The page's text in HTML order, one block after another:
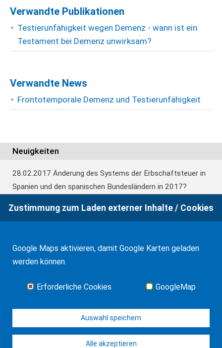
Verwandte Publikationen
Testierunfähigkeit wegen Demenz - wann ist ein
Testament bei Demenz unwirksam?
Verwandte News
Frontotemporale Demenz und Testierunfähigkeit
Neuigkeiten
28.02.2017 Änderung des Systems der Erbschaftsteuer in
Spanien und den spanischen Bundesländern in 2017?
24.06.2016Europäisches Güterrecht verabschiedet
01.01.2016
Erbschaftsteuer und Schenkungssteuer der
Zustimmung zum Laden externer Inhalte / Cookies
Google Maps aktivieren, damit Google Karten geladen
werden können.
Erforderliche Cookies GoogleMap
Auswahl speichern
Alle akzeptieren